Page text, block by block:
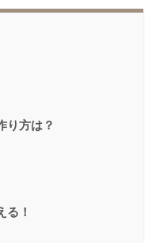
り方は？
る！